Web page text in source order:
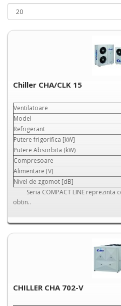
Chiller CHA/CLK 15
Ventilatoare
Model
Refrigerant
Putere frigorifica [kW]
Putere Absorbita (kW)
Compresoare
Alimentare [V]
Nivel de zgomot [dB]
Seria COMPACT LINE reprezinta
obtin..
CHILLER CHA 702-V